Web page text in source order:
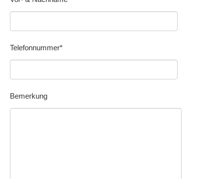
Telefonnummer*
Bemerkung